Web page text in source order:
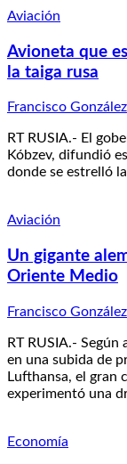
Aviación
Avioneta que
la taiga rusa
Francisco González
RT RUSIA.- El
Kóbzev, difundió
donde se estrelló
Aviación
Un gigante
Oriente Medio
Francisco González
RT RUSIA.-
en una subida de
Lufthansa, el gran
experimentó una
Economía